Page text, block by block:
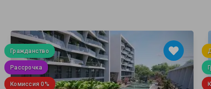
Гражданство
Рассрочка
Комиссия 0%